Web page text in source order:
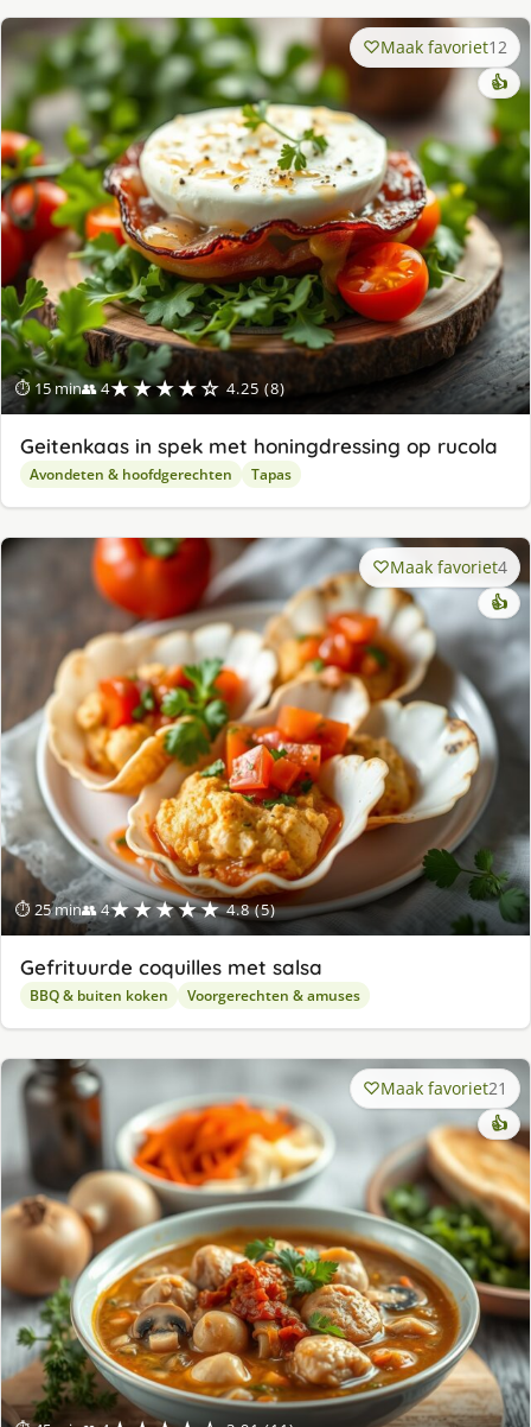
⏱ 15 min👥 4★★★★☆ 4.25 (8)
Maak favoriet12
👍
Geitenkaas in spek met honingdressing op rucola
Avondeten & hoofdgerechten Tapas
⏱ 25 min👥 4★★★★★ 4.8 (5)
Maak favoriet4
👍
Gefrituurde coquilles met salsa
BBQ & buiten koken Voorgerechten & amuses
Maak favoriet21
👍